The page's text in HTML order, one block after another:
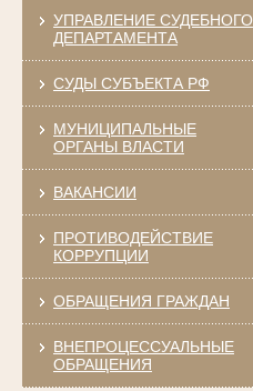
УПРАВЛЕНИЕ СУДЕБНОГО
ДЕПАРТАМЕНТА
СУДЫ СУБЪЕКТА РФ
МУНИЦИПАЛЬНЫЕ
ОРГАНЫ ВЛАСТИ
ВАКАНСИИ
ПРОТИВОДЕЙСТВИЕ
КОРРУПЦИИ
ОБРАЩЕНИЯ ГРАЖДАН
ВНЕПРОЦЕССУАЛЬНЫЕ
ОБРАЩЕНИЯ